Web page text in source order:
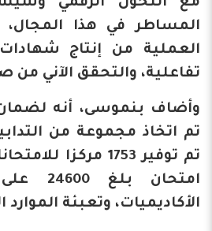
مع التحول الرقمي
المساطر في هذا
العملية من إنتاج
تفاعلية، والتحقق الآني من
وأضاف بنموسى، أنه لضمان
تم اتخاذ مجموعة من
تم توفير 1753
امتحان
الأكاديميات، وتعبئة الموارد